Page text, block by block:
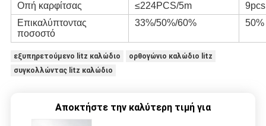
Οπή καρφίτσας ≤224PCS/5m
9pcs
Επικαλύπτοντας
ποσοστό
33%/50%/60% 50%
εξυπηρετούμενο litz καλώδιο
ορθογώνιο καλώδιο litz
συγκολλώντας litz καλώδιο
Αποκτήστε την καλύτερη τιμή για